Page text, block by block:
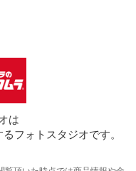
は
フォトスタジオです。